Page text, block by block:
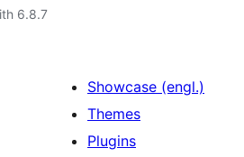
6.8.7
Showcase (engl.)
Themes
Plugins